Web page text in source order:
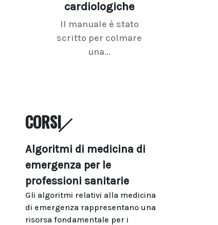
cardiologiche
Il manuale è stato
scritto per colmare
una...
CORSI
Algoritmi di medicina di
emergenza per le
professioni sanitarie
Gli algoritmi relativi alla medicina
di emergenza rappresentano una
risorsa fondamentale per i